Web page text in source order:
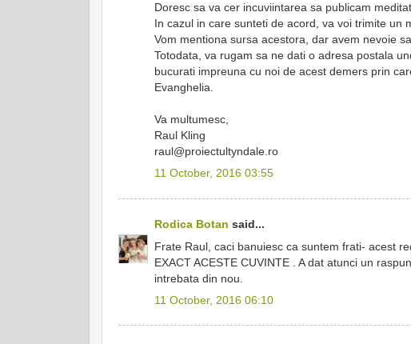
Doresc sa va cer incuviintarea sa publicam
In cazul in care sunteti de acord, va voi trimite un
Vom mentiona sursa acestora, dar avem nevoie
Totodata, va rugam sa ne dati o adresa postala
bucurati impreuna cu noi de acest demers prin
Evanghelia.
Va multumesc,
Raul Kling
raul@proiectultyndale.ro
11 October, 2016 03:55
Rodica Botan said...
Frate Raul, caci banuiesc ca suntem frati- acest
EXACT ACESTE CUVINTE . A dat atunci un
intrebata din nou.
11 October, 2016 06:10